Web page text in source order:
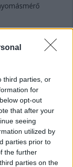
third parties, or
for
opt-out
that after your
seeing
utilized by
parties prior to
the further
parties on the
az